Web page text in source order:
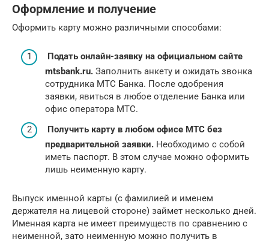
Оформление и получение
Оформить карту можно различными способами:
Подать онлайн-заявку на официальном сайте
mtsbank.ru. Заполнить анкету и ожидать звонка
сотрудника МТС Банка. После одобрения
заявки, явиться в любое отделение Банка или
офис оператора МТС.
Получить карту в любом офисе МТС без
предварительной заявки. Необходимо с собой
иметь паспорт. В этом случае можно оформить
лишь неименную карту.
Выпуск именной карты (с фамилией и именем
держателя на лицевой стороне) займет несколько дней.
Именная карта не имеет преимуществ по сравнению с
неименной, зато неименную можно получить в